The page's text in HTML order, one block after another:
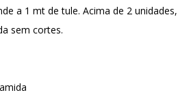
a 1 mt de tule. Acima de 2 unidades,
sem cortes.